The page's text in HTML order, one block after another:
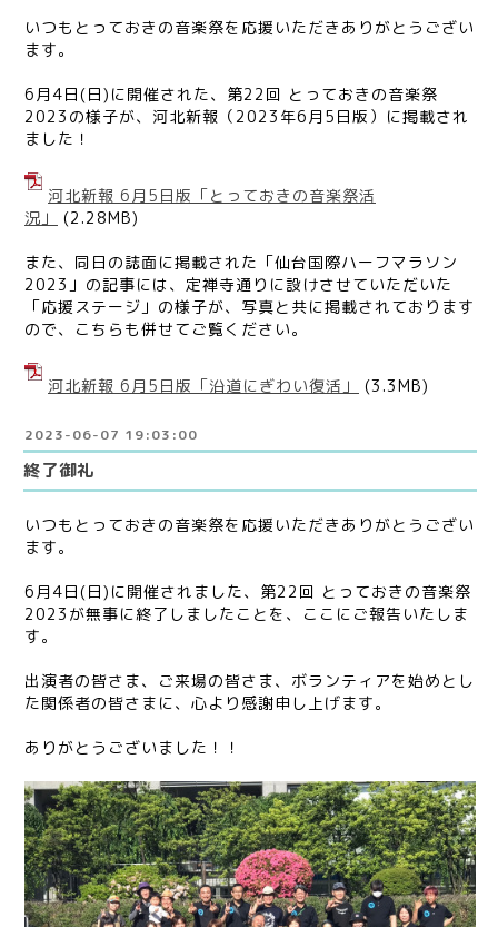
いつもとっておきの音楽祭を応援いただきありがとうござい
ます。
6月4日(日)に開催された、第22回 とっておきの音楽祭
2023の様子が、河北新報（2023年6月5日版）に掲載され
ました！
河北新報 6月5日版「とっておきの音楽祭活
況」
(2.28MB)
また、同日の誌面に掲載された「仙台国際ハーフマラソン
2023」の記事には、定禅寺通りに設けさせていただいた
「応援ステージ」の様子が、写真と共に掲載されております
ので、こちらも併せてご覧ください。
河北新報 6月5日版「沿道にぎわい復活」 (3.3MB)
2023-06-07 19:03:00
終了御礼
いつもとっておきの音楽祭を応援いただきありがとうござい
ます。
6月4日(日)に開催されました、第22回 とっておきの音楽祭
2023が無事に終了しましたことを、ここにご報告いたしま
す。
出演者の皆さま、ご来場の皆さま、ボランティアを始めとし
た関係者の皆さまに、心より感謝申し上げます。
ありがとうございました！！